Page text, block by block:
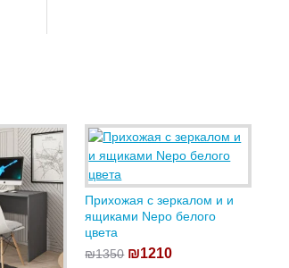
Прихожая с зеркалом и и
ящиками Nepo белого
цвета
₪1350 ₪1210